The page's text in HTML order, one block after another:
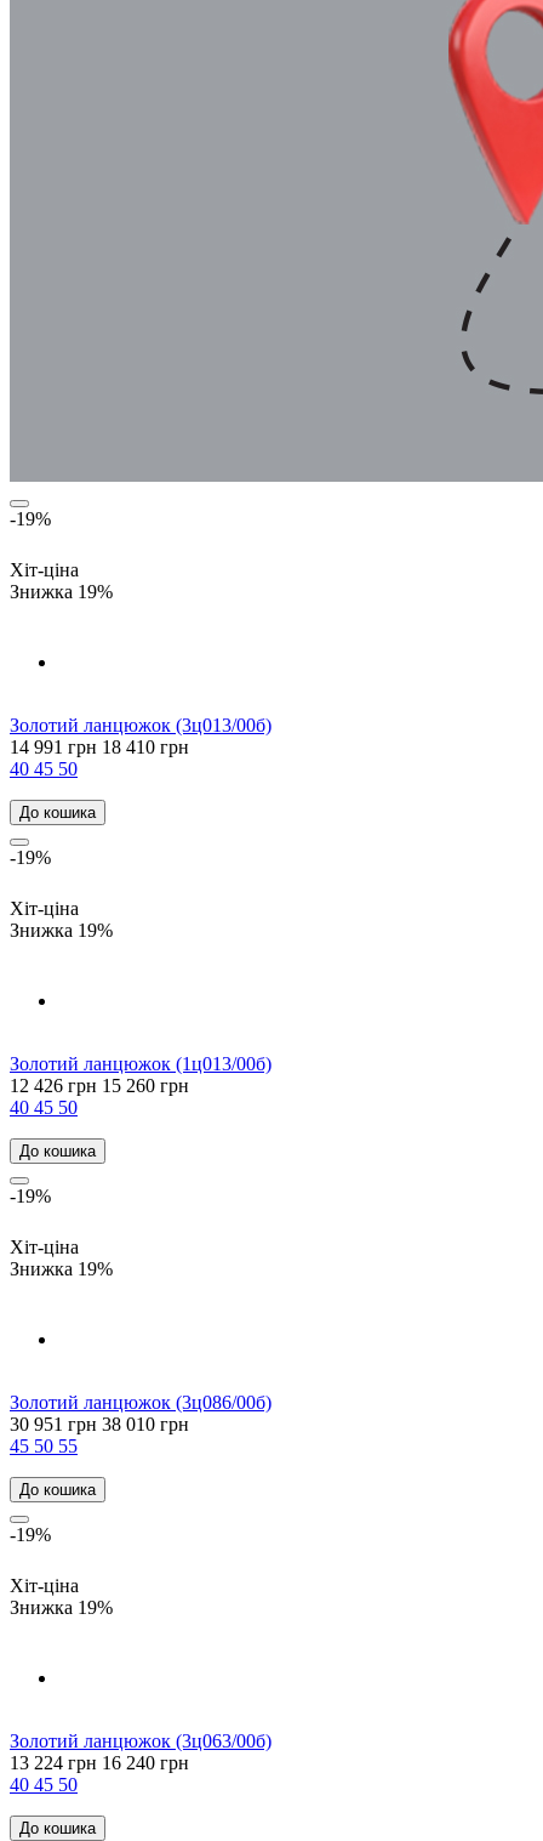
-19%
Хіт-ціна
Знижка 19%
Золотий ланцюжок (3ц013/00б)
14 991 грн 18 410 грн
40 45 50
До кошика
-19%
Хіт-ціна
Знижка 19%
Золотий ланцюжок (1ц013/00б)
12 426 грн 15 260 грн
40 45 50
До кошика
-19%
Хіт-ціна
Знижка 19%
Золотий ланцюжок (3ц086/00б)
30 951 грн 38 010 грн
45 50 55
До кошика
-19%
Хіт-ціна
Знижка 19%
Золотий ланцюжок (3ц063/00б)
13 224 грн 16 240 грн
40 45 50
До кошика